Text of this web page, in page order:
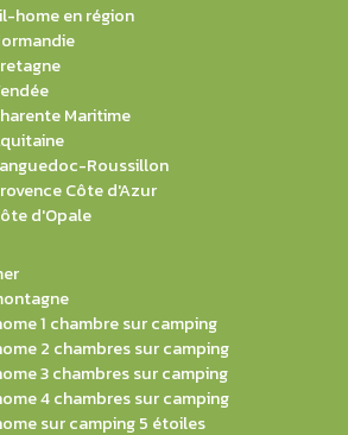
home en région
Maritime
Roussillon
Côte d'Azur
d'Opale
1 chambre sur camping
2 chambres sur camping
3 chambres sur camping
4 chambres sur camping
sur camping 5 étoiles